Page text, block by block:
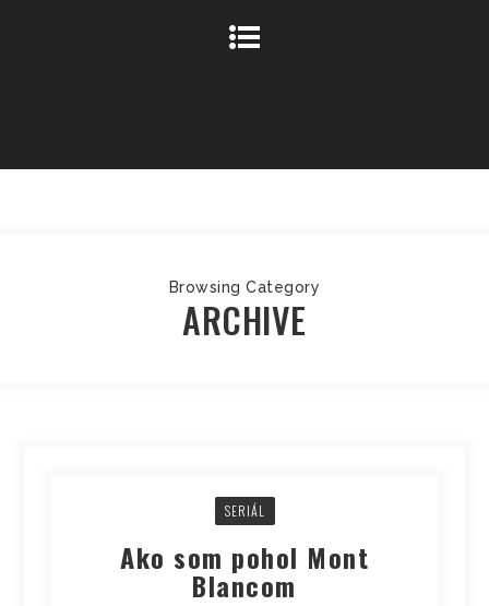
Browsing Category
ARCHIVE
SERIÁL
Ako som pohol Mont
Blancom